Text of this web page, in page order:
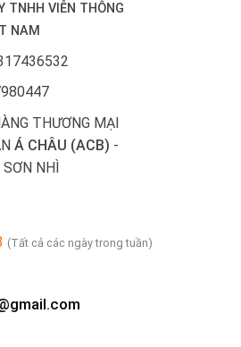
TNHH VIỄN THÔNG
NAM
THƯƠNG MẠI
Á CHÂU (ACB) -
NHÌ
(Tất cả các ngày trong tuần)